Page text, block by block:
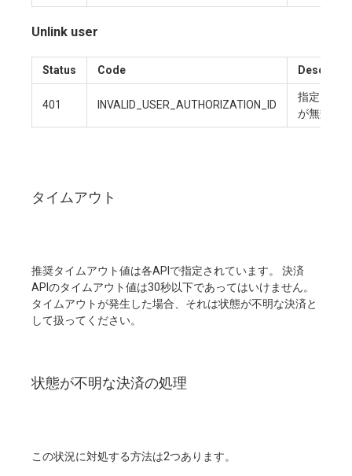
Unlink user
Status Code
401 INVALID_USER_AUTHORIZATION_ID
指定した
が無効で
タイムアウト
推奨タイムアウト値は各APIで指定されています。 決済
APIのタイムアウト値は30秒以下であってはいけません。
タイムアウトが発生した場合、それは状態が不明な決済と
して扱ってください。
状態が不明な決済の処理
この状況に対処する方法は2つあります。